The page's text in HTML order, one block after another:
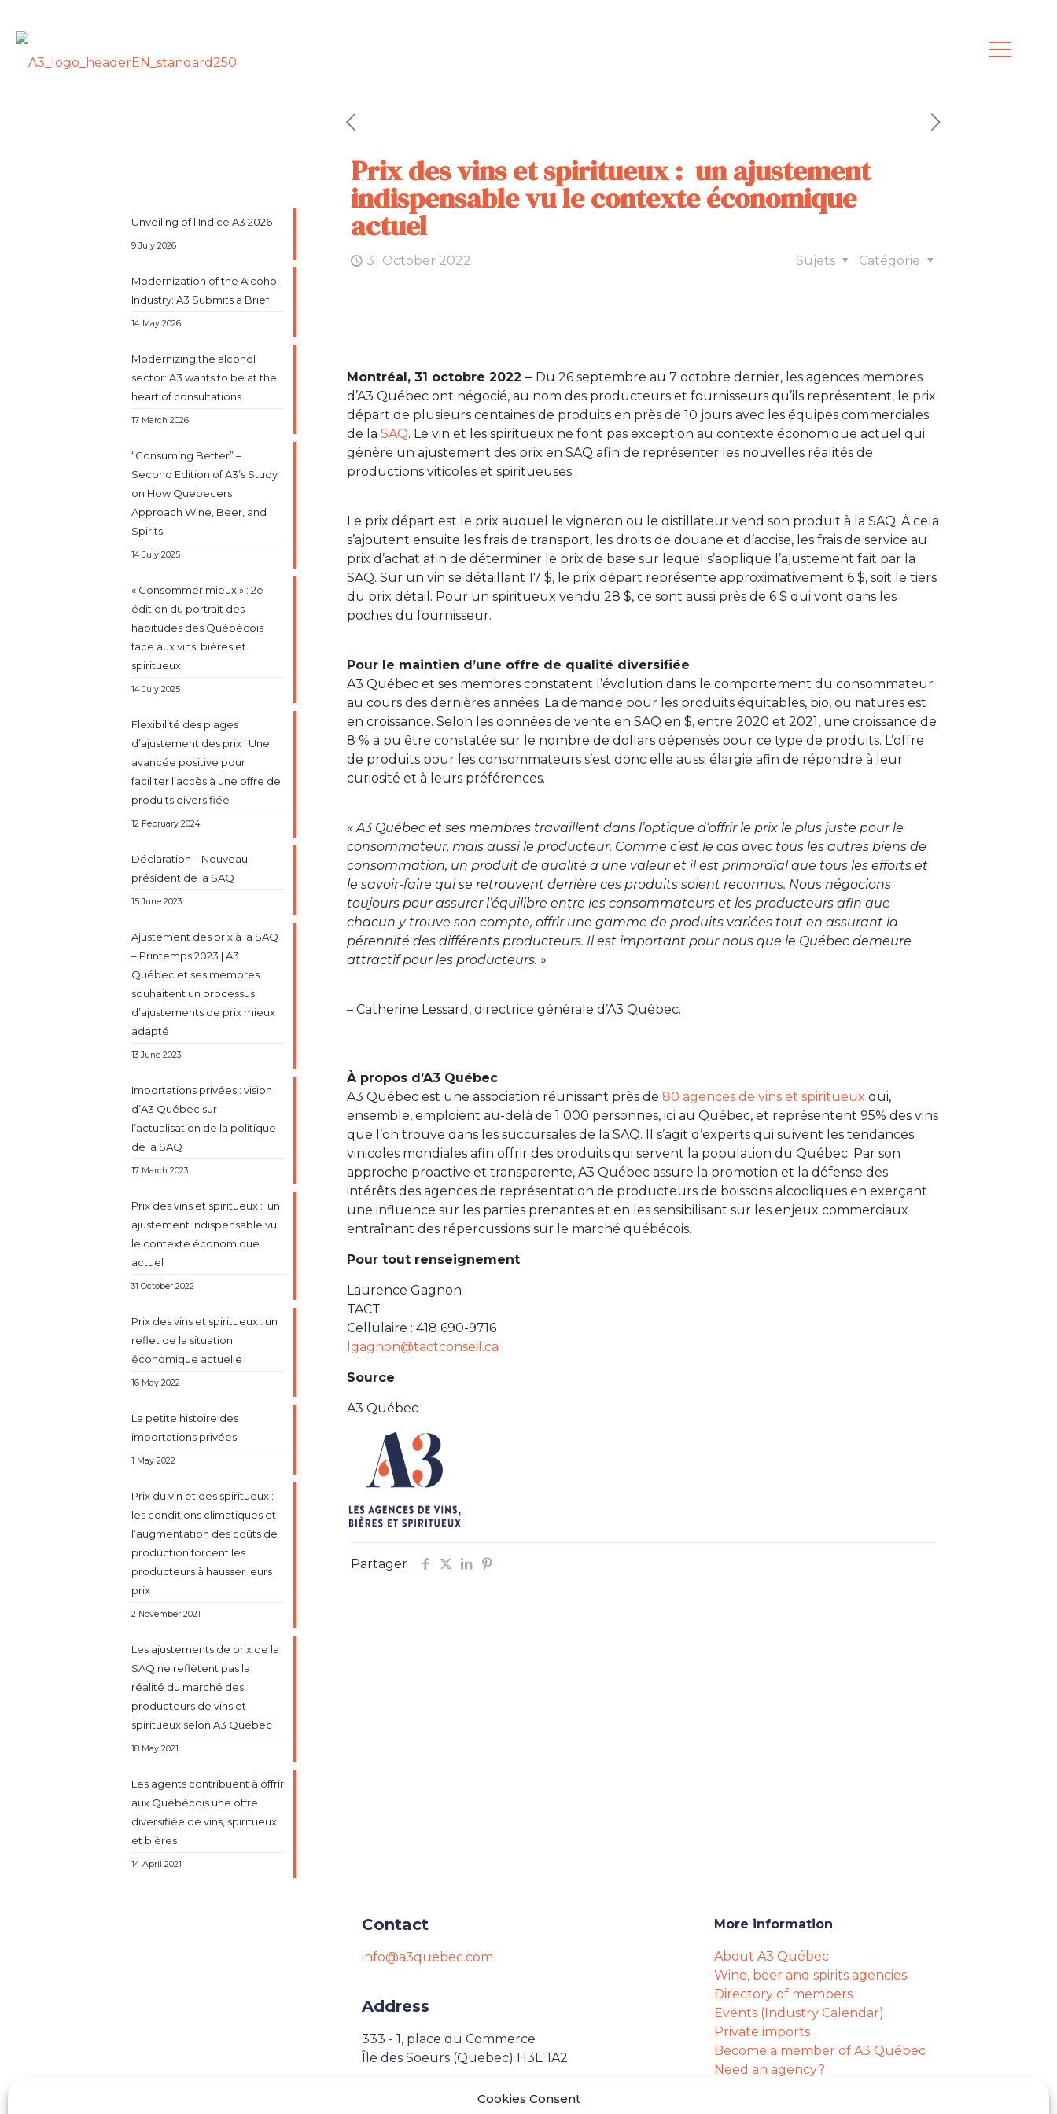
Cookies Consent
Prix des vins et spiritueux : un ajustement
indispensable vu le contexte économique
actuel
31 October 2022 Catégorie
Sujets
Montréal, 31 octobre 2022 – Du 26 septembre au 7 octobre dernier, les agences membres
d’A3 Québec ont négocié, au nom des producteurs et fournisseurs qu’ils représentent, le prix
départ de plusieurs centaines de produits en près de 10 jours avec les équipes commerciales
de laSAQ. Le vin et les spiritueux ne font pas exception au contexte économique actuel qui
génère un ajustement des prix en SAQ afin de représenter les nouvelles réalités de
productions viticoles et spiritueuses.
Le prix départ est le prix auquel le vigneron ou le distillateur vend son produit à la SAQ. À cela
s’ajoutent ensuite les frais de transport, les droits de douane et d’accise, les frais de service au
prix d’achat afin de déterminer le prix de base sur lequel s’applique l’ajustement fait par la
SAQ. Sur un vin se détaillant 17 $, le prix départ représente approximativement 6 $, soit le tiers
du prix détail. Pour un spiritueux vendu 28 $, ce sont aussi près de 6 $ qui vont dans les
poches du fournisseur.
Pour le maintien d’une offre de qualité diversifiée
A3 Québec et ses membres constatent l’évolution dans le comportement du consommateur
au cours des dernières années. La demande pour les produits équitables, bio, ou natures est
en croissance. Selon les données de vente en SAQ en $, entre 2020 et 2021, une croissance de
8 % a pu être constatée sur le nombre de dollars dépensés pour ce type de produits. L’offre
de produits pour les consommateurs s’est donc elle aussi élargie afin de répondre à leur
curiosité et à leurs préférences.
« A3 Québec et ses membres travaillent dans l’optique d’offrir le prix le plus juste pour le
consommateur, mais aussi le producteur. Comme c’est le cas avec tous les autres biens de
consommation, un produit de qualité a une valeur et il est primordial que tous les efforts et
le savoir-faire qui se retrouvent derrière ces produits soient reconnus. Nous négocions
toujours pour assurer l’équilibre entre les consommateurs et les producteurs afin que
chacun y trouve son compte, offrir une gamme de produits variées tout en assurant la
pérennité des différents producteurs. Il est important pour nous que le Québec demeure
attractif pour les producteurs. »
– Catherine Lessard, directrice générale d’A3 Québec.
À propos d’A3 Québec
A3 Québec est une association réunissant près de80 agences de vins et spiritueux qui,
ensemble, emploient au-delà de 1 000 personnes, ici au Québec, et représentent 95% des vins
que l’on trouve dans les succursales de la SAQ. Il s’agit d’experts qui suivent les tendances
vinicoles mondiales afin offrir des produits qui servent la population du Québec. Par son
approche proactive et transparente, A3 Québec assure la promotion et la défense des
intérêts des agences de représentation de producteurs de boissons alcooliques en exerçant
une influence sur les parties prenantes et en les sensibilisant sur les enjeux commerciaux
entraînant des répercussions sur le marché québécois.
Pour tout renseignement
Laurence Gagnon
TACT
Cellulaire : 418 690-9716
lgagnon@tactconseil.ca
Source
A3 Québec
Partager
Unveiling of l’Indice A3 2026
9 July 2026
Modernization of the Alcohol
Industry: A3 Submits a Brief
14 May 2026
Modernizing the alcohol
sector: A3 wants to be at the
heart of consultations
17 March 2026
“Consuming Better” –
Second Edition of A3’s Study
on How Quebecers
Approach Wine, Beer, and
Spirits
14 July 2025
« Consommer mieux » : 2e
édition du portrait des
habitudes des Québécois
face aux vins, bières et
spiritueux
14 July 2025
Flexibilité des plages
d’ajustement des prix | Une
avancée positive pour
faciliter l’accès à une offre de
produits diversifiée
12 February 2024
Déclaration – Nouveau
président de la SAQ
15 June 2023
Ajustement des prix à la SAQ
– Printemps 2023 | A3
Québec et ses membres
souhaitent un processus
d’ajustements de prix mieux
adapté
13 June 2023
Importations privées : vision
d’A3 Québec sur
l’actualisation de la politique
de la SAQ
17 March 2023
Prix des vins et spiritueux : un
ajustement indispensable vu
le contexte économique
actuel
31 October 2022
Prix des vins et spiritueux : un
reflet de la situation
économique actuelle
16 May 2022
La petite histoire des
importations privées
1 May 2022
Prix du vin et des spiritueux :
les conditions climatiques et
l’augmentation des coûts de
production forcent les
producteurs à hausser leurs
prix
2 November 2021
Les ajustements de prix de la
SAQ ne reflètent pas la
réalité du marché des
producteurs de vins et
spiritueux selon A3 Québec
18 May 2021
Les agents contribuent à offrir
aux Québécois une offre
diversifiée de vins, spiritueux
et bières
14 April 2021
Contact
info@a3quebec.com
Address
333 - 1, place du Commerce
Île des Soeurs (Quebec) H3E 1A2
More information
About A3 Québec
Wine, beer and spirits agencies
Directory of members
Events (Industry Calendar)
Private imports
Become a member of A3 Québec
Need an agency?